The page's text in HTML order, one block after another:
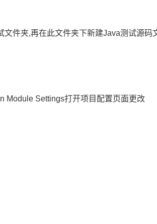
文件夹,再在此文件夹下新建Java测试源码
Module Settings打开项目配置页面更改